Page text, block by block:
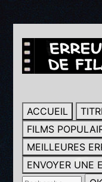
ACCUEIL
FILMS
MEILLEURES
ENVOYER UNE